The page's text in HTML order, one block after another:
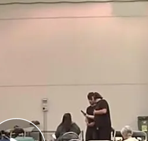
también a las
se intensifica